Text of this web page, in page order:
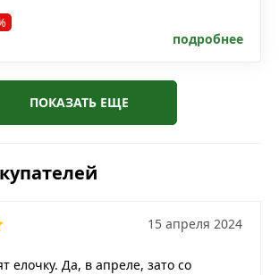
подробнее
ПОКАЗАТЬ ЕЩЕ
15 апреля 2024
елочку. Да, в апреле, зато со